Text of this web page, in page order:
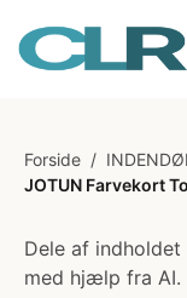
Forside /
JOTUN Farvekort
Dele af
med hjælp fra AI.